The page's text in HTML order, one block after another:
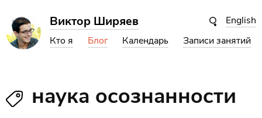
English
Виктор Ширяев
Кто я Блог Календарь Записи занятий
наука осознанности